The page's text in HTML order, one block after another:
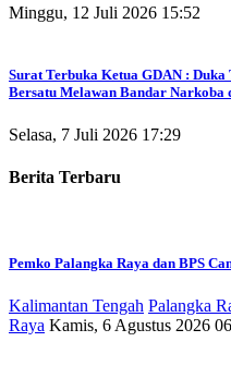
Minggu, 12 Juli 2026 15:52
Surat Terbuka Ketua GDAN :
Bersatu Melawan Bandar Narkoba
Selasa, 7 Juli 2026 17:29
Berita Terbaru
Pemko Palangka Raya dan BPS
Kalimantan Tengah Palangka
Raya Kamis, 6 Agustus 2026